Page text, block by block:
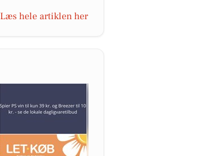
Læs hele artiklen her